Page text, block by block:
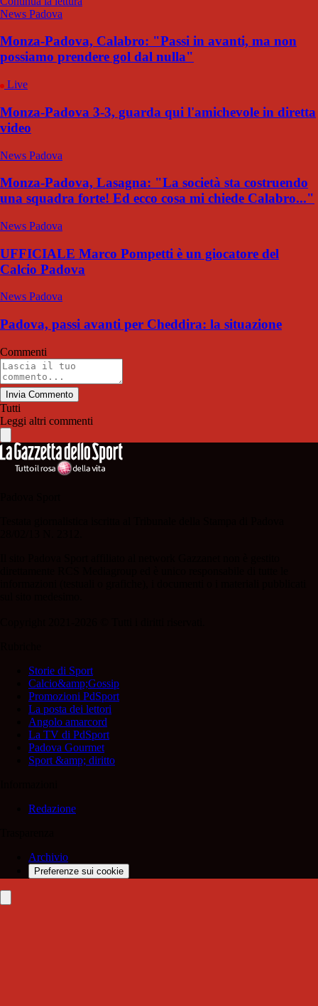
News Padova
Monza-Padova, Calabro: "Passi in avanti, ma non
possiamo prendere gol dal nulla"
Live
Monza-Padova 3-3, guarda qui l'amichevole in diretta
video
News Padova
Monza-Padova, Lasagna: "La società sta costruendo
una squadra forte! Ed ecco cosa mi chiede Calabro..."
News Padova
UFFICIALE Marco Pompetti è un giocatore del
Calcio Padova
News Padova
Padova, passi avanti per Cheddira: la situazione
Commenti
Invia Commento
Tutti
Leggi altri commenti
Storie di Sport
Calcio&amp;Gossip
Promozioni PdSport
La posta dei lettori
Angolo amarcord
La TV di PdSport
Padova Gourmet
Sport &amp; diritto
Redazione
Archivio
Preferenze sui cookie